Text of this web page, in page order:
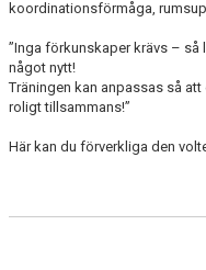
DOKUMENT
koordinationsförmåga,
”Inga förkunskaper krävs – så
något nytt!
Träningen kan anpassas så
roligt tillsammans!”
Här kan du förverkliga den